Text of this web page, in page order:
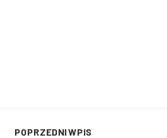
POPRZEDNI WPIS